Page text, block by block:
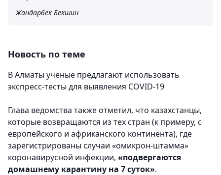
Жандарбек Бекшин
Новость по теме
В Алматы ученые предлагают использовать
экспресс-тесты для выявления COVID-19
Глава ведомства также отметил, что казахстанцы,
которые возвращаются из тех стран (к примеру, с
европейского и африканского континента), где
зарегистрированы случаи «омикрон-штамма»
коронавирусной инфекции, «подвергаются
домашнему карантину на 7 суток».